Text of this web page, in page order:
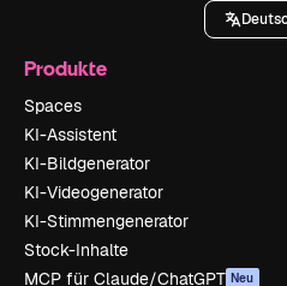
Produkte
Spaces
KI-Assistent
KI-Bildgenerator
KI-Videogenerator
KI-Stimmengenerator
Stock-Inhalte
MCP für Claude/ChatGPT Neu